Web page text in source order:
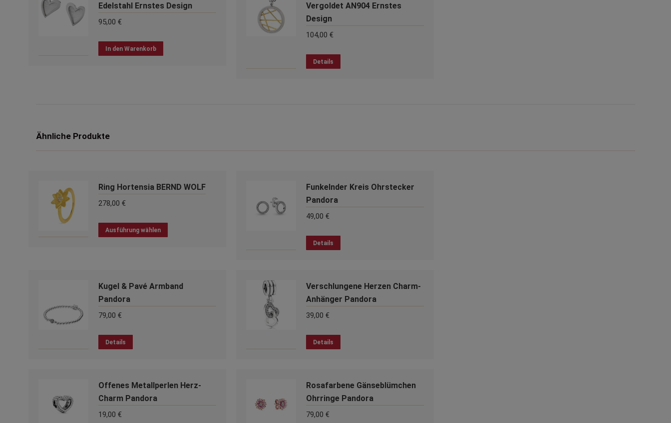
Edelstahl Ernstes Design
95,00 €
In den Warenkorb
Vergoldet AN904 Ernstes
Design
104,00 €
Details
Ähnliche Produkte
Ring Hortensia BERND WOLF
278,00 €
Ausführung wählen
Produkt
auf.
Optionen
Funkelnder Kreis Ohrstecker
Pandora
49,00 €
Details
Kugel & Pavé Armband
Pandora
79,00 €
Details
Produkt
Varianten
auf.
Die
Verschlungene Herzen Charm-
Anhänger Pandora
39,00 €
Details
Offenes Metallperlen Herz-
Charm Pandora
19,00 €
Rosafarbene Gänseblümchen
Ohrringe Pandora
79,00 €